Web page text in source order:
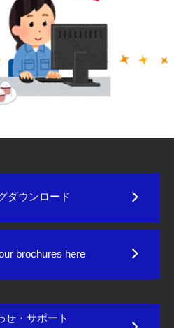
ダウンロード
brochures here
せ・サポート